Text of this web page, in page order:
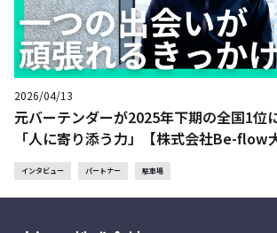
2026/04/13
元バーテンダーが2025年下期の全国1位
「人に寄り添う力」【株式会社Be-flow
インタビュー パートナー 駐車場